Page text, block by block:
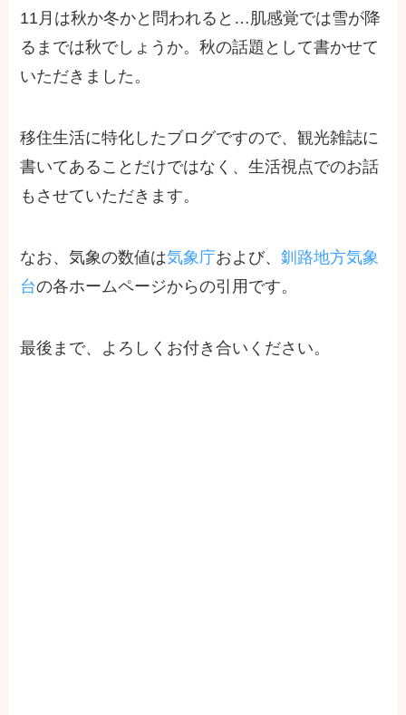
11月は秋か冬かと問われると…肌感覚では雪が降
るまでは秋でしょうか。秋の話題として書かせて
いただきました。
移住生活に特化したブログですので、観光雑誌に
書いてあることだけではなく、生活視点でのお話
もさせていただきます。
なお、気象の数値は気象庁および、釧路地方気象
台の各ホームページからの引用です。
最後まで、よろしくお付き合いください。